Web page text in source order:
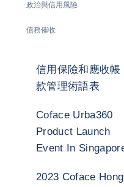
政治與信用風險
債務催收
信用保險和應收帳
款管理術語表
Coface Urba360
Product Launch
Event In
2023 Coface Hong